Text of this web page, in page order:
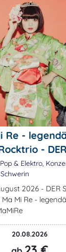
Re -
- DER
& Elektro,
Schwerin
2026 - DER
Ma Mi Re -
20.08.2026